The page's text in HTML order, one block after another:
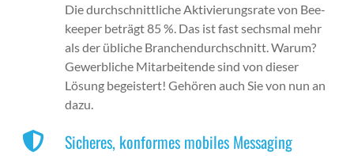
Die durch­schnit­tliche Aktivierungsrate von Bee­
keep­er beträgt 85 %. Das ist fast sechs­mal mehr
als der übliche Branchen­durch­schnitt. Warum?
Gewerbliche Mitar­bei­t­ende sind von dieser
Lösung begeis­tert! Gehören auch Sie von nun an
dazu.
Sicheres, konformes mobiles Messaging